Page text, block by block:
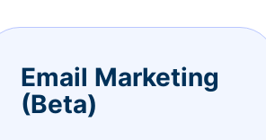
Email Marketing
(Beta)